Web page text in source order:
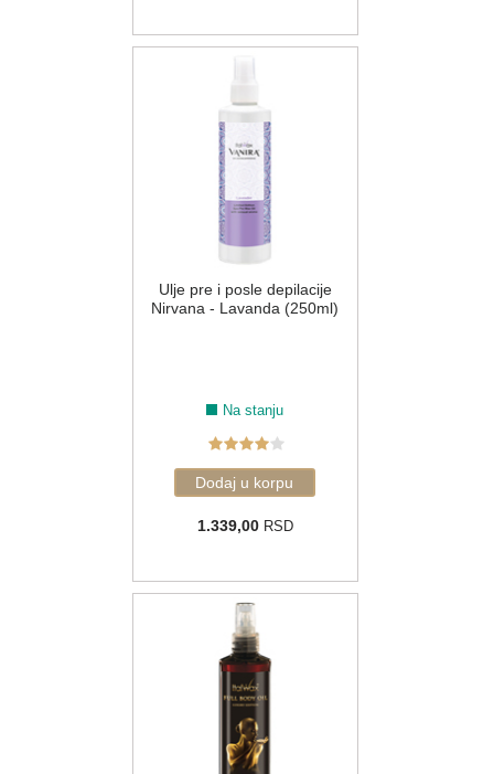
Ulje pre i posle depilacije
Nirvana - Lavanda (250ml)
Na stanju
1.339,00RSD